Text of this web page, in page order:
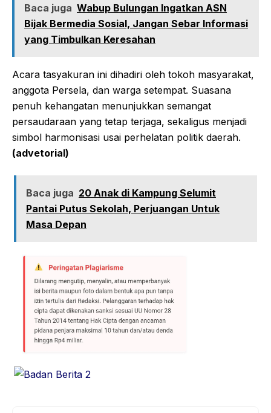
Baca juga Wabup Bulungan Ingatkan ASN
Bijak Bermedia Sosial, Jangan Sebar Informasi
yang Timbulkan Keresahan
Acara tasyakuran ini dihadiri oleh tokoh masyarakat,
anggota Persela, dan warga setempat. Suasana
penuh kehangatan menunjukkan semangat
persaudaraan yang tetap terjaga, sekaligus menjadi
simbol harmonisasi usai perhelatan politik daerah.
(advetorial)
Baca juga 20 Anak di Kampung Selumit
Pantai Putus Sekolah, Perjuangan Untuk
Masa Depan